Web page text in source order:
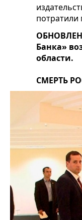
потратили
Банка»
области.
СМЕРТЬ